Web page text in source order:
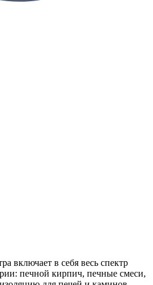
включает в себя весь спектр
печной кирпич, печные смеси,